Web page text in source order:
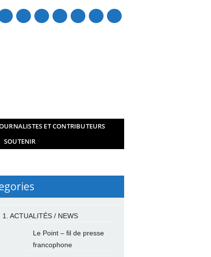
mail
ET CONTRIBUTEURS
SOUTENIR
1. ACTUALITÉS / NEWS
Le Point – fil de presse
francophone